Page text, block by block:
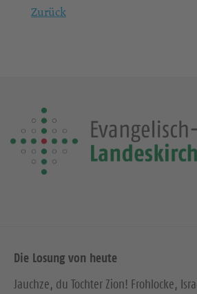
Zurück
Die Losung von heute
Jauchze, du Tochter Zion! Frohlocke,